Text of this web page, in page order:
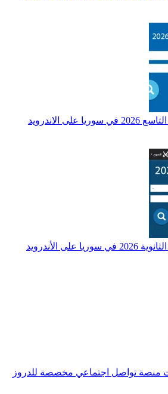
تحميل تطبيق نتائج التاسع 2026 في سوريا على الاندرويد
تحميل تطبيق نتائج الثانوية 2026 في سوريا على الأندرويد
منصة تواصل اجتماعي مخصصة للدروز